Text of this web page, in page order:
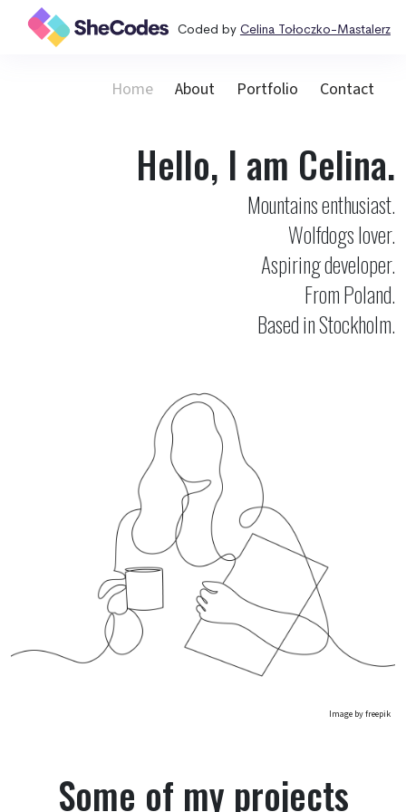
Coded by Celina Tołoczko-Mastalerz